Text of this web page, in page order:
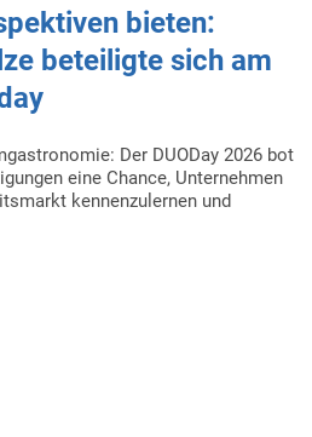
bieten:
beteiligte sich am
Der DUODay 2026 bot
eine Chance, Unternehmen
kennenzulernen und